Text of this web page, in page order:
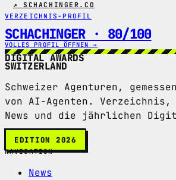
↗ SCHACHINGER.CO
VERZEICHNIS-PROFIL
SCHACHINGER · 80/100
VOLLES PROFIL ÖFFNEN →
DIGITAL AWARDS
SWITZERLAND
Schweizer Agenturen,
von AI-Agenten. Verzeichnis,
News und die jährlichen
EDITION 2026
NAVIGATION
News